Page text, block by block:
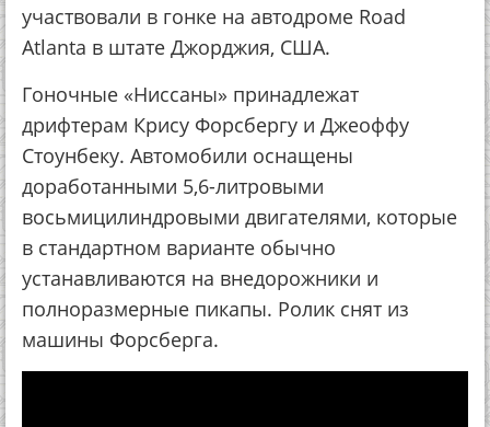
участвовали в гонке на автодроме Road
Atlanta в штате Джорджия, США.
Гоночные «Ниссаны» принадлежат
дрифтерам Крису Форсбергу и Джеоффу
Стоунбеку. Автомобили оснащены
доработанными 5,6-литровыми
восьмицилиндровыми двигателями, которые
в стандартном варианте обычно
устанавливаются на внедорожники и
полноразмерные пикапы. Ролик снят из
машины Форсберга.